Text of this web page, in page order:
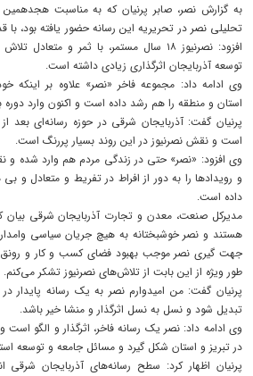
به گزارش نصر، صابر پرنیان که به مناسبت
تحلیلی نصر در تحریریه این رسانه حضور یافته بود، با
افزود: نصرنیوز ۱۸ سال مستمر، با ثمر و
توسعه آذربایجان اثرگذاری زیادی داشته است.
وی ادامه داد: مجموعه فاخر «نصر» علاوه بر اینکه
استان و منطقه را هم رشد داده است و اکنون وارد
پرنیان گفت: آذربایجان شرقی در حوزه رسانه‌ای بعد
است و نقش نصرنیوز در این روند بسیار پررنگ است.
وی افزود: «نصر» حتی در زندگی مردم هم وارد شده و
و رویدادها را به دور از افراط در تفریط و متعادل و
داده است.
مدیرکل صنعت، معدن و تجارت آذربایجان شرقی بیان
هستند و نصر خوشبختانه به هیچ جریان سیاسی
جهت گیری نصر موجب بهبود فضای کسب و کار و
طور ویژه از این بابت از تلاش‌های نصرنیوز تشکر می‌کنم.
پرنیان گفت: من امیدوارم نصر به یک رسانه پایدار
تبدیل شود و نسل به نسل اثرگذار و منشا خیر باشد.
وی ادامه داد: نصر یک رسانه فاخر، اثرگذار و الگو است
در تبریز و استان شکل گیرد و مسائل جامعه و توسعه
پرنیان اظهار کرد: سطح رسانه‌های آذربایجان